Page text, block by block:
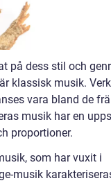
på dess stil och
klassisk musik.
vara bland de
musik har en
proportioner.
som har vuxit i
musik